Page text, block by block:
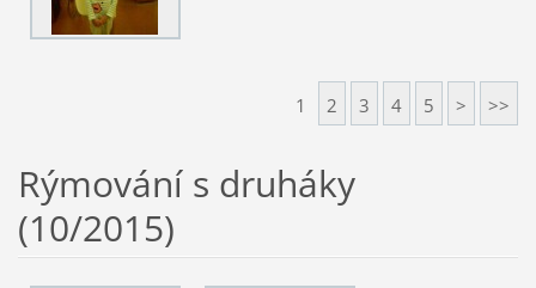
1 2 3 4 5 > >>
Rýmování s druháky
(10/2015)